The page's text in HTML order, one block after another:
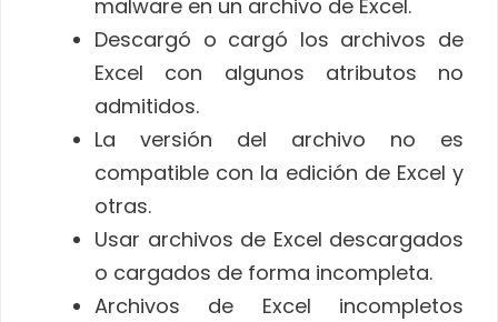
malware en un archivo de Excel.
Descargó o cargó los archivos de
Excel con algunos atributos no
admitidos.
La versión del archivo no es
compatible con la edición de Excel y
otras.
Usar archivos de Excel descargados
o cargados de forma incompleta.
Archivos de Excel incompletos